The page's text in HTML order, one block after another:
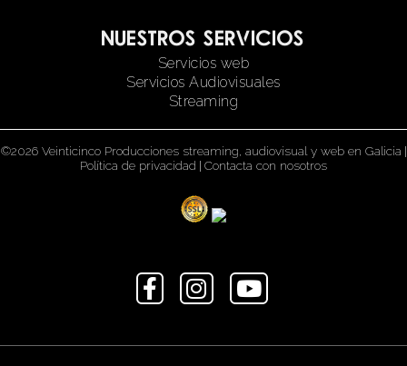
Nuestros servicios
Servicios web
Servicios Audiovisuales
Streaming
©2026 Veinticinco Producciones streaming, audiovisual y web en Galicia |
Política de privacidad | Contacta con nosotros